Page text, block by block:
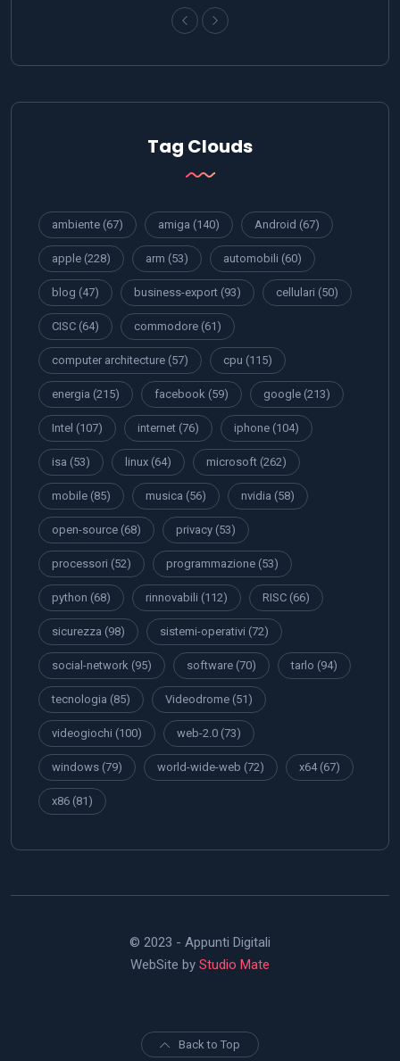
Tag Clouds
ambiente (67) amiga (140) Android (67)
apple (228) arm (53) automobili (60)
blog (47) business-export (93) cellulari (50)
CISC (64) commodore (61)
computer architecture (57) cpu (115)
energia (215) facebook (59) google (213)
Intel (107) internet (76) iphone (104)
isa (53) linux (64) microsoft (262)
mobile (85) musica (56) nvidia (58)
open-source (68) privacy (53)
processori (52) programmazione (53)
python (68) rinnovabili (112) RISC (66)
sicurezza (98) sistemi-operativi (72)
social-network (95) software (70) tarlo (94)
tecnologia (85) Videodrome (51)
videogiochi (100) web-2.0 (73)
windows (79) world-wide-web (72) x64(67)
x86 (81)
© 2023 - Appunti Digitali
WebSite by Studio Mate
Back to Top